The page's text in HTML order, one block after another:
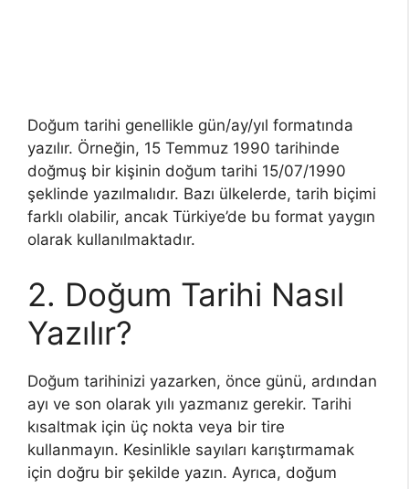
Doğum tarihi genellikle gün/ay/yıl formatında
yazılır. Örneğin, 15 Temmuz 1990 tarihinde
doğmuş bir kişinin doğum tarihi 15/07/1990
şeklinde yazılmalıdır. Bazı ülkelerde, tarih biçimi
farklı olabilir, ancak Türkiye’de bu format yaygın
olarak kullanılmaktadır.
2. Doğum Tarihi Nasıl
Yazılır?
Doğum tarihinizi yazarken, önce günü, ardından
ayı ve son olarak yılı yazmanız gerekir. Tarihi
kısaltmak için üç nokta veya bir tire
kullanmayın. Kesinlikle sayıları karıştırmamak
için doğru bir şekilde yazın. Ayrıca, doğum